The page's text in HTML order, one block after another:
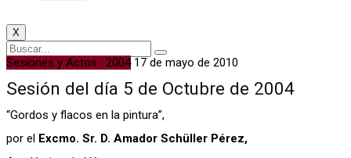
X
Sesiones y Actos · 2004 17 de mayo de 2010
Sesión del día 5 de Octubre de 2004
“Gordos y flacos en la pintura”,
por el Excmo. Sr. D. Amador Schüller Pérez,